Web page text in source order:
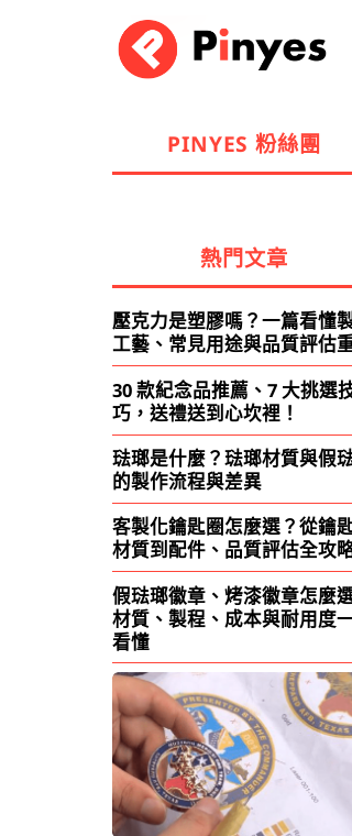
PINYES 粉絲團
熱門文章
壓克力是塑膠嗎？一篇看懂
工藝、常見用途與品質評估
30 款紀念品推薦、7 大挑選
巧，送禮送到心坎裡！
琺瑯是什麼？琺瑯材質與假
的製作流程與差異
客製化鑰匙圈怎麼選？從鑰
材質到配件、品質評估全攻
假琺瑯徽章、烤漆徽章怎麼
材質、製程、成本與耐用度
看懂